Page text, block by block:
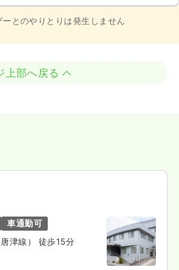
とのやりとりは発生しません
上部へ戻る
車通勤可
津線） 徒歩15分